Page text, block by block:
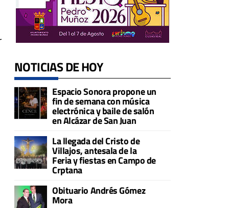
NOTICIAS DE HOY
Espacio Sonora propone un
fin de semana con música
electrónica y baile de salón
en Alcázar de San Juan
La llegada del Cristo de
Villajos, antesala de la
Feria y fiestas en Campo de
Crptana
Obituario Andrés Gómez
Mora